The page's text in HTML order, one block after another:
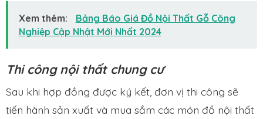
Xem thêm:
Bảng Báo Giá Đồ Nội Thất Gỗ Công
Nghiệp Cập Nhật Mới Nhất 2024
Thi công nội thất chung cư
Sau khi hợp đồng được ký kết, đơn vị thi công sẽ
tiến hành sản xuất và mua sắm các món đồ nội thất